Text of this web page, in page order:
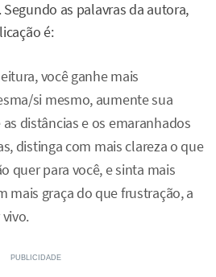
as palavras da autora,
é:
você ganhe mais
si mesmo, aumente sua
distâncias e os emaranhados
distinga com mais clareza o que
quer para você, e sinta mais
mais graça do que frustração, a